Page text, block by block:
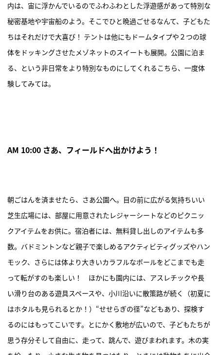
内は、宙に浮かんでいるのでふわふわとした浮遊感があって特別な
秘密基地や宇宙船のよう。そこでひと晩過ごせるなんて、子どもた
ちはそれだけで大喜び！ テントは他にもドームタイプや２つの球
体をドッキングさせたメゾネットのスイートも展開。公園に泊ま
る、という非日常をより特別なものにしてくれるこちら、一度体
験してみては。
AM 10:00 さあ、フィールドへ出かけよう！
朝ごはんを済ませたら、さあ公園へ。目の前に広がる気持ちいい
芝生広場には、部屋に用意されたレジャーシートなどのピクニッ
クアイテムをお供に。宿泊者には、無料貸し出しのアイテムも多
数。バドミントンなど親子で楽しめるアクティビティグッズやハン
モック、さらには体より大きいカラフルなボールをどこまでも走
って転がすのも楽しい！ ほかにも園内には、アスレチックや長
い滑り台のある遊具スペースや、小川沿いに散策路が続く（初夏に
はホタルも見られるとか！）“せせらぎの径”などもあり、探検す
るのにはもってこいです。とにかく敷地が広いので、子どもたちが
思う存分そして自由に、走って、跳んで、遊びまわれます。木の実